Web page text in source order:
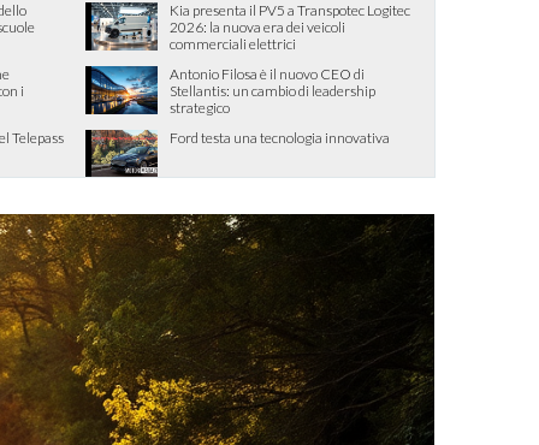
Kia presenta il PV5 a Transpotec Logitec
2026: la nuova era dei veicoli
commerciali elettrici
i
Antonio Filosa è il nuovo CEO di
Stellantis: un cambio di leadership
strategico
Telepass
Ford testa una tecnologia innovativa